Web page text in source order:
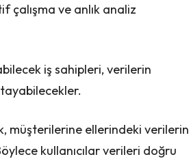
çalışma ve anlık analiz
iş sahipleri, verilerin
müşterilerine ellerindeki verilerin
kullanıcılar verileri doğru